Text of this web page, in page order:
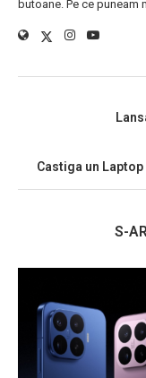
butoane. Pe ce puneam
Castiga un
S-